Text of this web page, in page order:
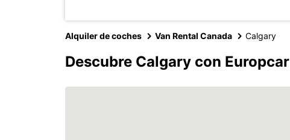
Alquiler de coches Van Rental Canada Calgary
Descubre Calgary con Europcar